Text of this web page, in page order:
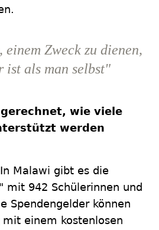
einem Zweck zu dienen,
ist als man selbst"
wie viele
werden
In Malawi gibt es die
mit 942 Schülerinnen und
Spendengelder können
mit einem kostenlosen